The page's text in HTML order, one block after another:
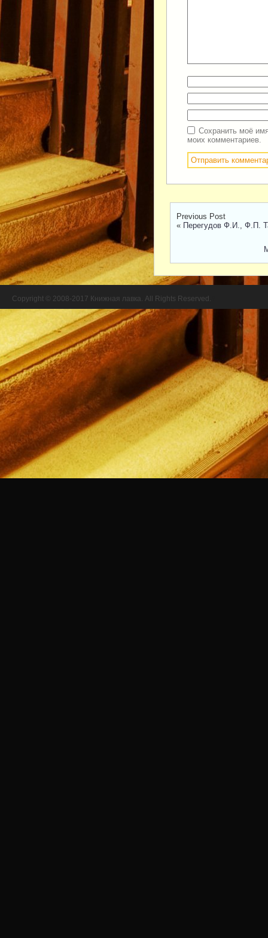
Сохранить моё
моих комментариев.
Previous Post
« Перегудов Ф.И., Ф.П.
Copyright © 2008-2017 Книжная лавка. All Rights Reserved.